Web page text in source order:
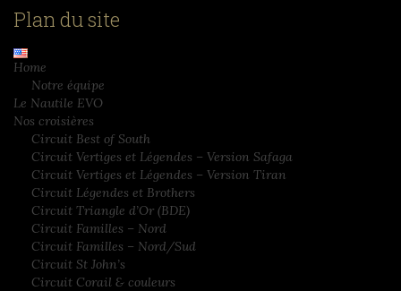
Plan du site
Home
Notre équipe
Le Nautile EVO
Nos croisières
Circuit Best of South
Circuit Vertiges et Légendes – Version Safaga
Circuit Vertiges et Légendes – Version Tiran
Circuit Légendes et Brothers
Circuit Triangle d’Or (BDE)
Circuit Familles – Nord
Circuit Familles – Nord/Sud
Circuit St John’s
Circuit Corail & couleurs